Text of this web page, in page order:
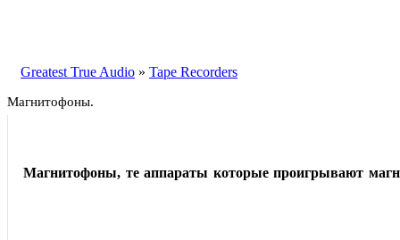
Greatest True Audio » Tape Recorders
Mагнитофоны.
Магнитофоны, те аппараты которые проигрывают